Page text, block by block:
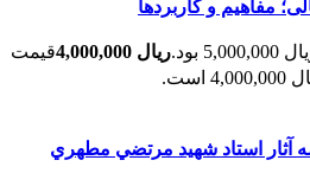
مفاهیم و کاربردها
بود. ریال 4,000,000
قیمت
است.
آثار استاد شهيد مرتضي مطهري